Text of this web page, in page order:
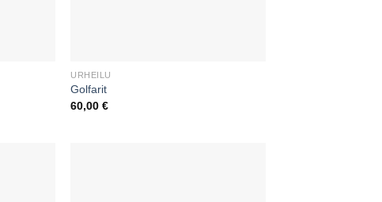
URHEILU
Golfarit
60,00€